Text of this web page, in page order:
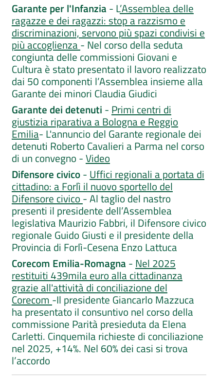
Garante per l'Infanzia - L’Assemblea delle
ragazze e dei ragazzi: stop a razzismo e
discriminazioni, servono più spazi condivisi e
più accoglienza- Nel corso della seduta
congiunta delle commissioni Giovani e
Cultura è stato presentato il lavoro realizzato
dai 50 componenti l’Assemblea insieme alla
Garante dei minori Claudia Giudici
Garante dei detenuti - Primi centri di
giustizia riparativa a Bologna e Reggio
Emilia- L'annuncio del Garante regionale dei
detenuti Roberto Cavalieri a Parma nel corso
di un convegno -Video
Difensore civico- Uffici regionali a portata di
cittadino: a Forlì il nuovo sportello del
Difensore civico - Al taglio del nastro
presenti il presidente dell’Assemblea
legislativa Maurizio Fabbri, il Difensore civico
regionale Guido Giusti e il presidente della
Provincia di Forlì-Cesena Enzo Lattuca
Corecom Emilia-Romagna - Nel 2025
restituiti 439mila euro alla cittadinanza
grazie all'attività di conciliazione del
Corecom -Il presidente Giancarlo Mazzuca
ha presentato il consuntivo nel corso della
commissione Parità presieduta da Elena
Carletti. Cinquemila richieste di conciliazione
nel 2025, +14%. Nel 60% dei casi si trova
l’accordo